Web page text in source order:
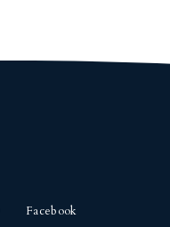
Facebook